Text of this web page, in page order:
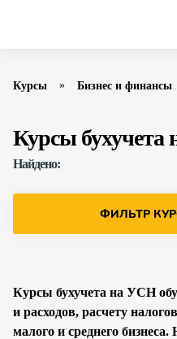
Курсы Бизнес и финансы
Курсы
Найдено:
ФИЛЬТР
Курсы бухучета на УСН
и расходов, расчету
малого и среднего